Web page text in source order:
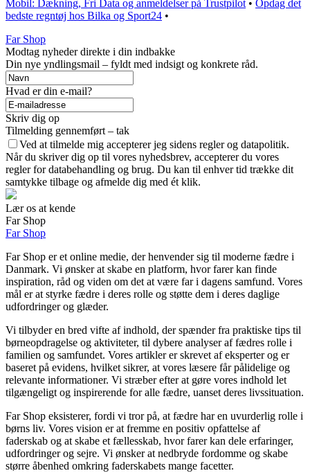
Mobil: Dækning, Fri Data og anmeldelser på Trustpilot • Opdag det
bedste regntøj hos Bilka og Sport24 •
Far Shop
Modtag nyheder direkte i din indbakke
Din nye yndlingsmail – fyldt med indsigt og konkrete råd.
Hvad er din e-mail?
Skriv dig op
Tilmelding gennemført – tak
Ved at tilmelde mig accepterer jeg sidens regler og datapolitik.
Når du skriver dig op til vores nyhedsbrev, accepterer du vores
regler for databehandling og brug. Du kan til enhver tid trække dit
samtykke tilbage og afmelde dig med ét klik.
Lær os at kende
Far Shop
Far Shop
Far Shop er et online medie, der henvender sig til moderne fædre i
Danmark. Vi ønsker at skabe en platform, hvor farer kan finde
inspiration, råd og viden om det at være far i dagens samfund. Vores
mål er at styrke fædre i deres rolle og støtte dem i deres daglige
udfordringer og glæder.
Vi tilbyder en bred vifte af indhold, der spænder fra praktiske tips til
børneopdragelse og aktiviteter, til dybere analyser af fædres rolle i
familien og samfundet. Vores artikler er skrevet af eksperter og er
baseret på evidens, hvilket sikrer, at vores læsere får pålidelige og
relevante informationer. Vi stræber efter at gøre vores indhold let
tilgængeligt og inspirerende for alle fædre, uanset deres livssituation.
Far Shop eksisterer, fordi vi tror på, at fædre har en uvurderlig rolle i
børns liv. Vores vision er at fremme en positiv opfattelse af
faderskab og at skabe et fællesskab, hvor farer kan dele erfaringer,
udfordringer og sejre. Vi ønsker at nedbryde fordomme og skabe
større åbenhed omkring faderskabets mange facetter.